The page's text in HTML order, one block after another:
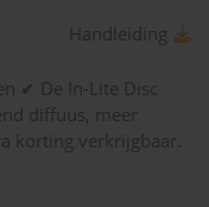
Handleiding
✔ De In-Lite Disc
diffuus, meer
korting verkrijgbaar.